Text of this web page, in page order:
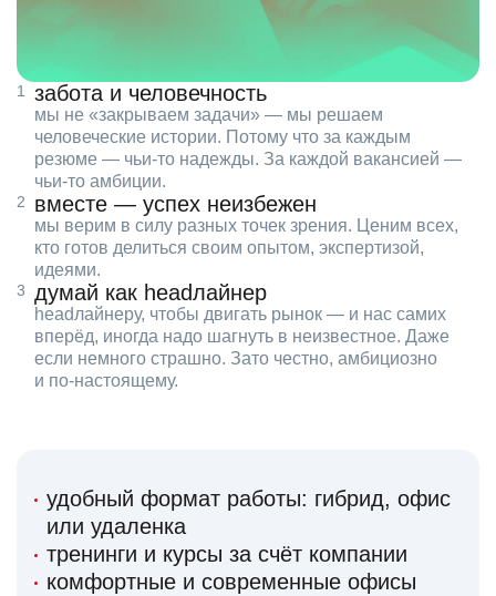
забота и человечность
мы не «закрываем задачи» — мы решаем
человеческие истории. Потому что за каждым
резюме — чьи‑то надежды. За каждой вакансией —
чьи‑то амбиции.
вместе — успех неизбежен
мы верим в силу разных точек зрения. Ценим всех,
кто готов делиться своим опытом, экспертизой,
идеями.
думай как headлайнер
headлайнеру, чтобы двигать рынок — и нас самих
вперёд, иногда надо шагнуть в неизвестное. Даже
если немного страшно. Зато честно, амбициозно
и по‑настоящему.
удобный формат работы: гибрид, офис
или удаленка
тренинги и курсы за счёт компании
комфортные и современные офисы